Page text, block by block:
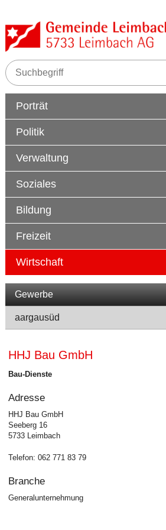
Navigieren in der Gemeinde
Suchbegriff
Hauptnavigation
Porträt
Politik
Verwaltung
Soziales
Bildung
Freizeit
Wirtschaft
Navigation
Gewerbe
aargausüd
HHJ Bau GmbH
Bau-Dienste
Adresse
HHJ Bau GmbH
Seeberg 16
5733 Leimbach
Telefon: 062 771 83 79
Branche
Generalunternehmung